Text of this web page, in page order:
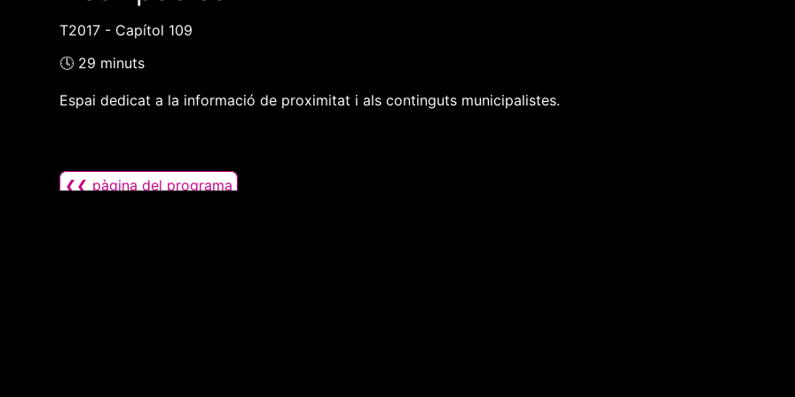
T2017 - Capítol 109
🕓 29 minuts
Espai dedicat a la informació de proximitat i als continguts municipalistes.
❮❮ pàgina del programa